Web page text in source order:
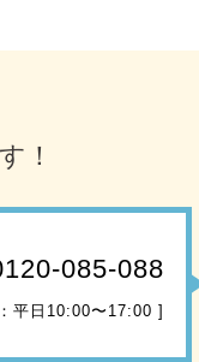
！
085-088
平日10:00〜17:00 ]